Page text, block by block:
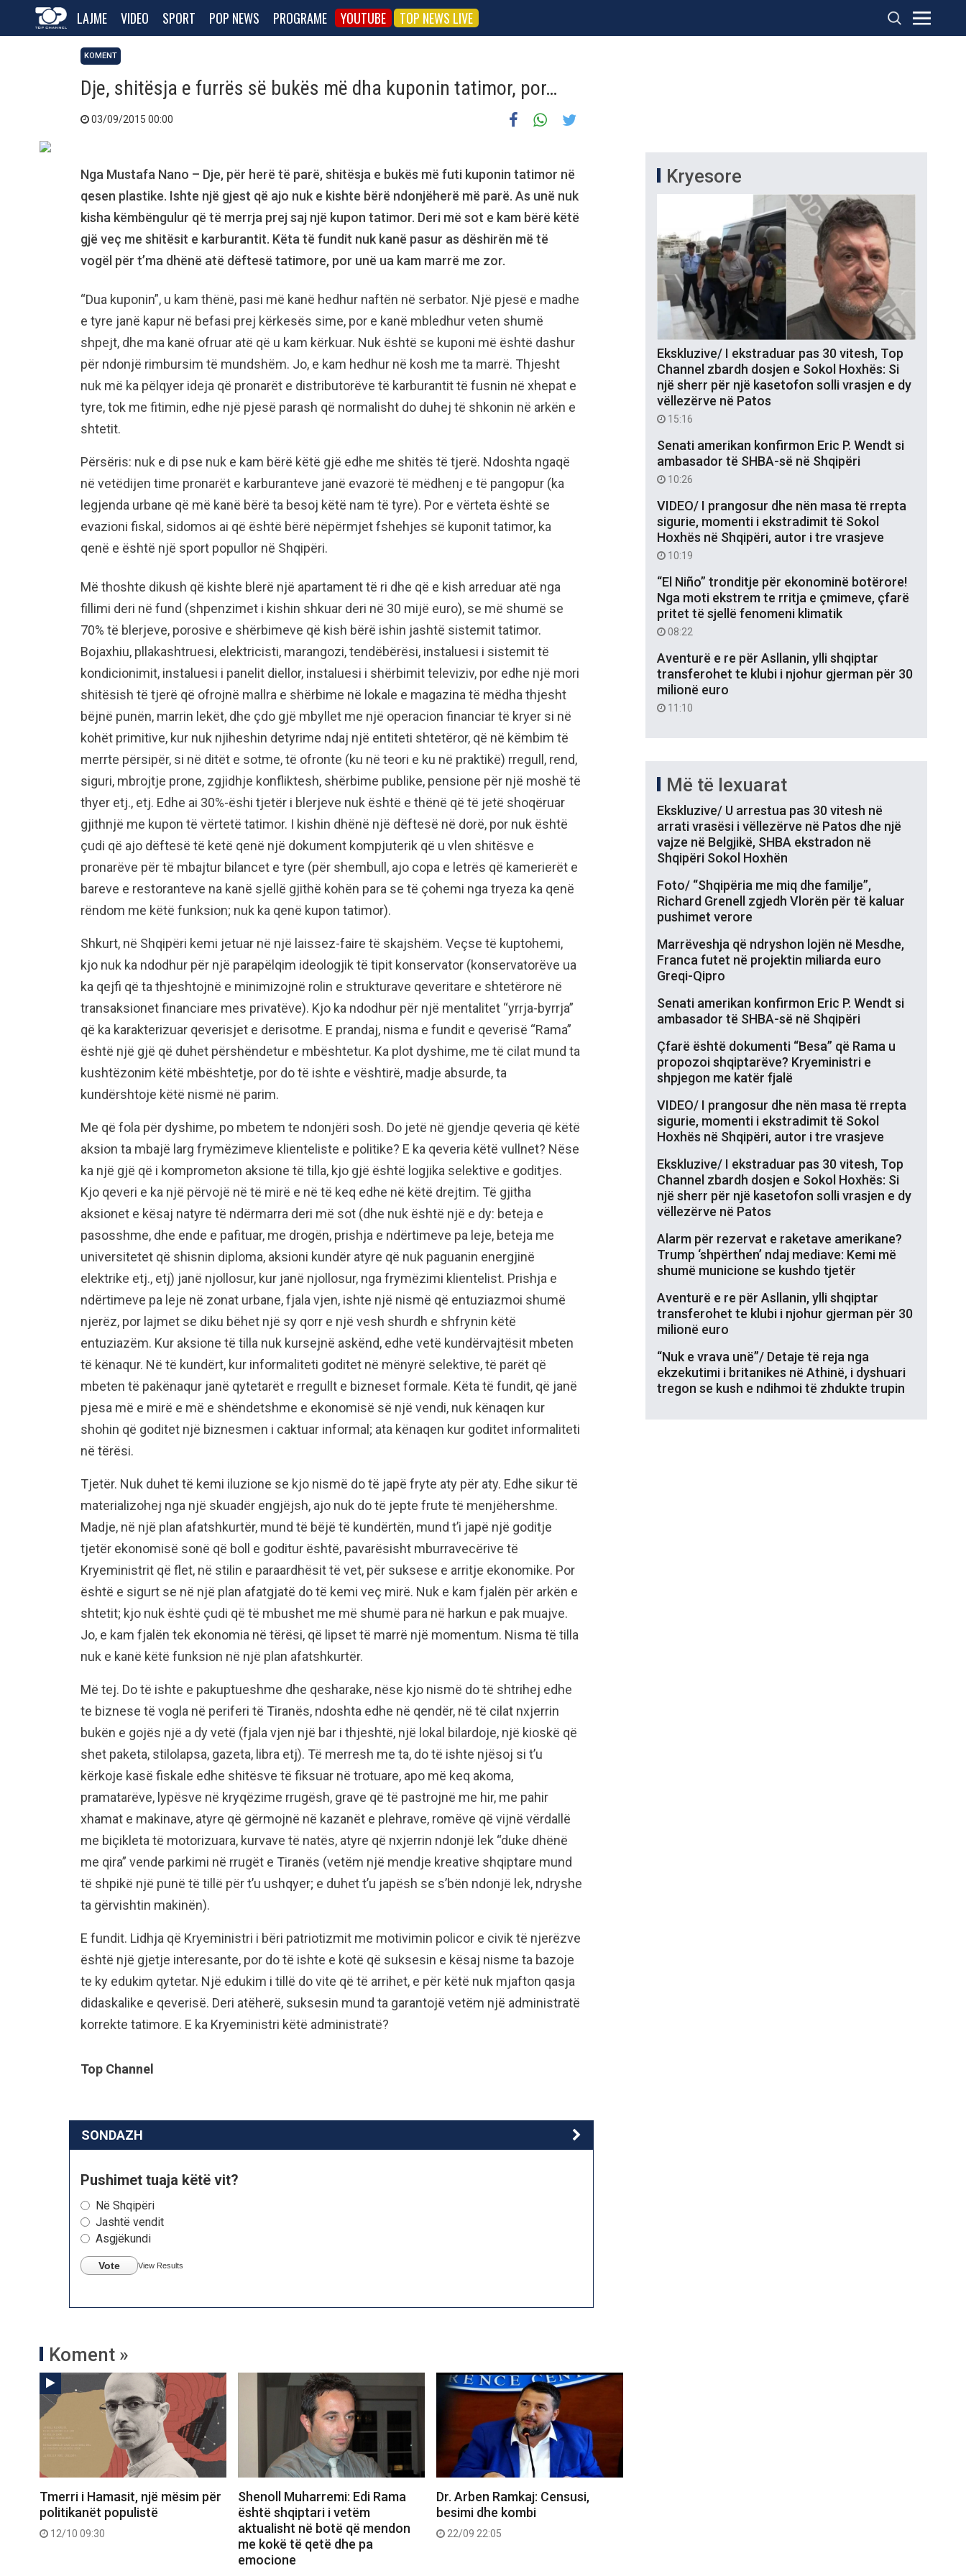
LAJME VIDEO SPORT POP NEWS PROGRAME YOUTUBE TOP NEWS LIVE
KOMENT
Dje, shitësja e furrës së bukës më dha kuponin tatimor, por…
03/09/2015 00:00
Nga Mustafa Nano – Dje, për herë të parë, shitësja e bukës më futi kuponin tatimor në
qesen plastike. Ishte një gjest që ajo nuk e kishte bërë ndonjëherë më parë. As unë nuk
kisha këmbëngulur që të merrja prej saj një kupon tatimor. Deri më sot e kam bërë këtë
gjë veç me shitësit e karburantit. Këta të fundit nuk kanë pasur as dëshirën më të
vogël për t’ma dhënë atë dëftesë tatimore, por unë ua kam marrë me zor.
“Dua kuponin”, u kam thënë, pasi më kanë hedhur naftën në serbator. Një pjesë e madhe
e tyre janë kapur në befasi prej kërkesës sime, por e kanë mbledhur veten shumë
shpejt, dhe ma kanë ofruar atë që u kam kërkuar. Nuk është se kuponi më është dashur
për ndonjë rimbursim të mundshëm. Jo, e kam hedhur në kosh me ta marrë. Thjesht
nuk më ka pëlqyer ideja që pronarët e distributorëve të karburantit të fusnin në xhepat e
tyre, tok me fitimin, edhe një pjesë parash që normalisht do duhej të shkonin në arkën e
shtetit.
Përsëris: nuk e di pse nuk e kam bërë këtë gjë edhe me shitës të tjerë. Ndoshta ngaqë
në vetëdijen time pronarët e karburanteve janë evazorë të mëdhenj e të pangopur (ka
legjenda urbane që më kanë bërë ta besoj këtë nam të tyre). Por e vërteta është se
evazioni fiskal, sidomos ai që është bërë nëpërmjet fshehjes së kuponit tatimor, ka
qenë e është një sport popullor në Shqipëri.
Më thoshte dikush që kishte blerë një apartament të ri dhe që e kish arreduar atë nga
fillimi deri në fund (shpenzimet i kishin shkuar deri në 30 mijë euro), se më shumë se
70% të blerjeve, porosive e shërbimeve që kish bërë ishin jashtë sistemit tatimor.
Bojaxhiu, pllakashtruesi, elektricisti, marangozi, tendëbërësi, instaluesi i sistemit të
kondicionimit, instaluesi i panelit diellor, instaluesi i shërbimit televiziv, por edhe një mori
shitësish të tjerë që ofrojnë mallra e shërbime në lokale e magazina të mëdha thjesht
bëjnë punën, marrin lekët, dhe çdo gjë mbyllet me një operacion financiar të kryer si në
kohët primitive, kur nuk njiheshin detyrime ndaj një entiteti shtetëror, që në këmbim të
merrte përsipër, si në ditët e sotme, të ofronte (ku në teori e ku në praktikë) rregull, rend,
siguri, mbrojtje prone, zgjidhje konfliktesh, shërbime publike, pensione për një moshë të
thyer etj., etj. Edhe ai 30%-ëshi tjetër i blerjeve nuk është e thënë që të jetë shoqëruar
gjithnjë me kupon të vërtetë tatimor. I kishin dhënë një dëftesë në dorë, por nuk është
çudi që ajo dëftesë të ketë qenë një dokument kompjuterik që u vlen shitësve e
pronarëve për të mbajtur bilancet e tyre (për shembull, ajo copa e letrës që kamerierët e
bareve e restoranteve na kanë sjellë gjithë kohën para se të çohemi nga tryeza ka qenë
rëndom me këtë funksion; nuk ka qenë kupon tatimor).
Shkurt, në Shqipëri kemi jetuar në një laissez-faire të skajshëm. Veçse të kuptohemi,
kjo nuk ka ndodhur për një parapëlqim ideologjik të tipit konservator (konservatorëve ua
ka qejfi që ta thjeshtojnë e minimizojnë rolin e strukturave qeveritare e shtetërore në
transaksionet financiare mes privatëve). Kjo ka ndodhur për një mentalitet “yrrja-byrrja”
që ka karakterizuar qeverisjet e derisotme. E prandaj, nisma e fundit e qeverisë “Rama”
është një gjë që duhet përshëndetur e mbështetur. Ka plot dyshime, me të cilat mund ta
kushtëzonim këtë mbështetje, por do të ishte e vështirë, madje absurde, ta
kundërshtoje këtë nismë në parim.
Me që fola për dyshime, po mbetem te ndonjëri sosh. Do jetë në gjendje qeveria që këtë
aksion ta mbajë larg frymëzimeve klienteliste e politike? E ka qeveria këtë vullnet? Nëse
ka një gjë që i komprometon aksione të tilla, kjo gjë është logjika selektive e goditjes.
Kjo qeveri e ka një përvojë në të mirë e në të keq edhe në këtë drejtim. Të gjitha
aksionet e kësaj natyre të ndërmarra deri më sot (dhe nuk është një e dy: beteja e
pasosshme, dhe ende e pafituar, me drogën, prishja e ndërtimeve pa leje, beteja me
universitetet që shisnin diploma, aksioni kundër atyre që nuk paguanin energjinë
elektrike etj., etj) janë njollosur, kur janë njollosur, nga frymëzimi klientelist. Prishja e
ndërtimeve pa leje në zonat urbane, fjala vjen, ishte një nismë që entuziazmoi shumë
njerëz, por lajmet se diku bëhet një sy qorr e një vesh shurdh e shfrynin këtë
entuziazëm. Kur aksione të tilla nuk kursejnë askënd, edhe vetë kundërvajtësit mbeten
të kënaqur. Në të kundërt, kur informaliteti goditet në mënyrë selektive, të parët që
mbeten të pakënaqur janë qytetarët e rregullt e bizneset formale. Këta të fundit, që janë
pjesa më e mirë e më e shëndetshme e ekonomisë së një vendi, nuk kënaqen kur
shohin që goditet një biznesmen i caktuar informal; ata kënaqen kur goditet informaliteti
në tërësi.
Tjetër. Nuk duhet të kemi iluzione se kjo nismë do të japë fryte aty për aty. Edhe sikur të
materializohej nga një skuadër engjëjsh, ajo nuk do të jepte frute të menjëhershme.
Madje, në një plan afatshkurtër, mund të bëjë të kundërtën, mund t’i japë një goditje
tjetër ekonomisë sonë që boll e goditur është, pavarësisht mburravecërive të
Kryeministrit që flet, në stilin e paraardhësit të vet, për suksese e arritje ekonomike. Por
është e sigurt se në një plan afatgjatë do të kemi veç mirë. Nuk e kam fjalën për arkën e
shtetit; kjo nuk është çudi që të mbushet me më shumë para në harkun e pak muajve.
Jo, e kam fjalën tek ekonomia në tërësi, që lipset të marrë një momentum. Nisma të tilla
nuk e kanë këtë funksion në një plan afatshkurtër.
Më tej. Do të ishte e pakuptueshme dhe qesharake, nëse kjo nismë do të shtrihej edhe
te biznese të vogla në periferi të Tiranës, ndoshta edhe në qendër, në të cilat nxjerrin
bukën e gojës një a dy vetë (fjala vjen një bar i thjeshtë, një lokal bilardoje, një kioskë që
shet paketa, stilolapsa, gazeta, libra etj). Të merresh me ta, do të ishte njësoj si t’u
kërkoje kasë fiskale edhe shitësve të fiksuar në trotuare, apo më keq akoma,
pramatarëve, lypësve në kryqëzime rrugësh, grave që të pastrojnë me hir, me pahir
xhamat e makinave, atyre që gërmojnë në kazanët e plehrave, romëve që vijnë vërdallë
me biçikleta të motorizuara, kurvave të natës, atyre që nxjerrin ndonjë lek “duke dhënë
me qira” vende parkimi në rrugët e Tiranës (vetëm një mendje kreative shqiptare mund
të shpikë një punë të tillë për t’u ushqyer; e duhet t’u japësh se s’bën ndonjë lek, ndryshe
ta gërvishtin makinën).
E fundit. Lidhja që Kryeministri i bëri patriotizmit me motivimin policor e civik të njerëzve
është një gjetje interesante, por do të ishte e kotë që suksesin e kësaj nisme ta bazoje
te ky edukim qytetar. Një edukim i tillë do vite që të arrihet, e për këtë nuk mjafton qasja
didaskalike e qeverisë. Deri atëherë, suksesin mund ta garantojë vetëm një administratë
korrekte tatimore. E ka Kryeministri këtë administratë?
Top Channel
SONDAZH
Pushimet tuaja këtë vit?
Në Shqipëri
Jashtë vendit
Asgjëkundi
Vote View Results
Koment »
Tmerri i Hamasit, një mësim për
politikanët populistë
12/10 09:30
Shenoll Muharremi: Edi Rama
është shqiptari i vetëm
aktualisht në botë që mendon
me kokë të qetë dhe pa
emocione
Dr. Arben Ramkaj: Censusi,
besimi dhe kombi
22/09 22:05
Kryesore
Ekskluzive/ I ekstraduar pas 30 vitesh, Top
Channel zbardh dosjen e Sokol Hoxhës: Si
një sherr për një kasetofon solli vrasjen e dy
vëllezërve në Patos
15:16
Senati amerikan konfirmon Eric P. Wendt si
ambasador të SHBA-së në Shqipëri
10:26
VIDEO/ I prangosur dhe nën masa të rrepta
sigurie, momenti i ekstradimit të Sokol
Hoxhës në Shqipëri, autor i tre vrasjeve
10:19
“El Niño” tronditje për ekonominë botërore!
Nga moti ekstrem te rritja e çmimeve, çfarë
pritet të sjellë fenomeni klimatik
08:22
Aventurë e re për Asllanin, ylli shqiptar
transferohet te klubi i njohur gjerman për 30
milionë euro
11:10
Më të lexuarat
Ekskluzive/ U arrestua pas 30 vitesh në
arrati vrasësi i vëllezërve në Patos dhe një
vajze në Belgjikë, SHBA ekstradon në
Shqipëri Sokol Hoxhën
Foto/ “Shqipëria me miq dhe familje”,
Richard Grenell zgjedh Vlorën për të kaluar
pushimet verore
Marrëveshja që ndryshon lojën në Mesdhe,
Franca futet në projektin miliarda euro
Greqi-Qipro
Senati amerikan konfirmon Eric P. Wendt si
ambasador të SHBA-së në Shqipëri
Çfarë është dokumenti “Besa” që Rama u
propozoi shqiptarëve? Kryeministri e
shpjegon me katër fjalë
VIDEO/ I prangosur dhe nën masa të rrepta
sigurie, momenti i ekstradimit të Sokol
Hoxhës në Shqipëri, autor i tre vrasjeve
Ekskluzive/ I ekstraduar pas 30 vitesh, Top
Channel zbardh dosjen e Sokol Hoxhës: Si
një sherr për një kasetofon solli vrasjen e dy
vëllezërve në Patos
Alarm për rezervat e raketave amerikane?
Trump ‘shpërthen’ ndaj mediave: Kemi më
shumë municione se kushdo tjetër
Aventurë e re për Asllanin, ylli shqiptar
transferohet te klubi i njohur gjerman për 30
milionë euro
“Nuk e vrava unë”/ Detaje të reja nga
ekzekutimi i britanikes në Athinë, i dyshuari
tregon se kush e ndihmoi të zhdukte trupin